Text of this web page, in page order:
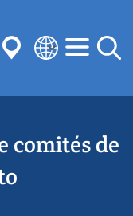
Select
language
comités de